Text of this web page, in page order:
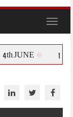
Toggle
4th JUNE